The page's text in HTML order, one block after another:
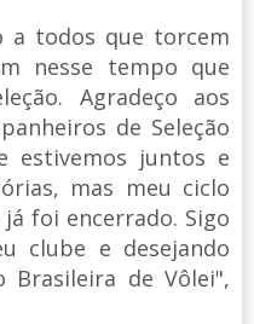
a todos que torcem
nesse tempo que
Agradeço aos
de Seleção
estivemos juntos e
mas meu ciclo
foi encerrado. Sigo
clube e desejando
Brasileira de Vôlei",